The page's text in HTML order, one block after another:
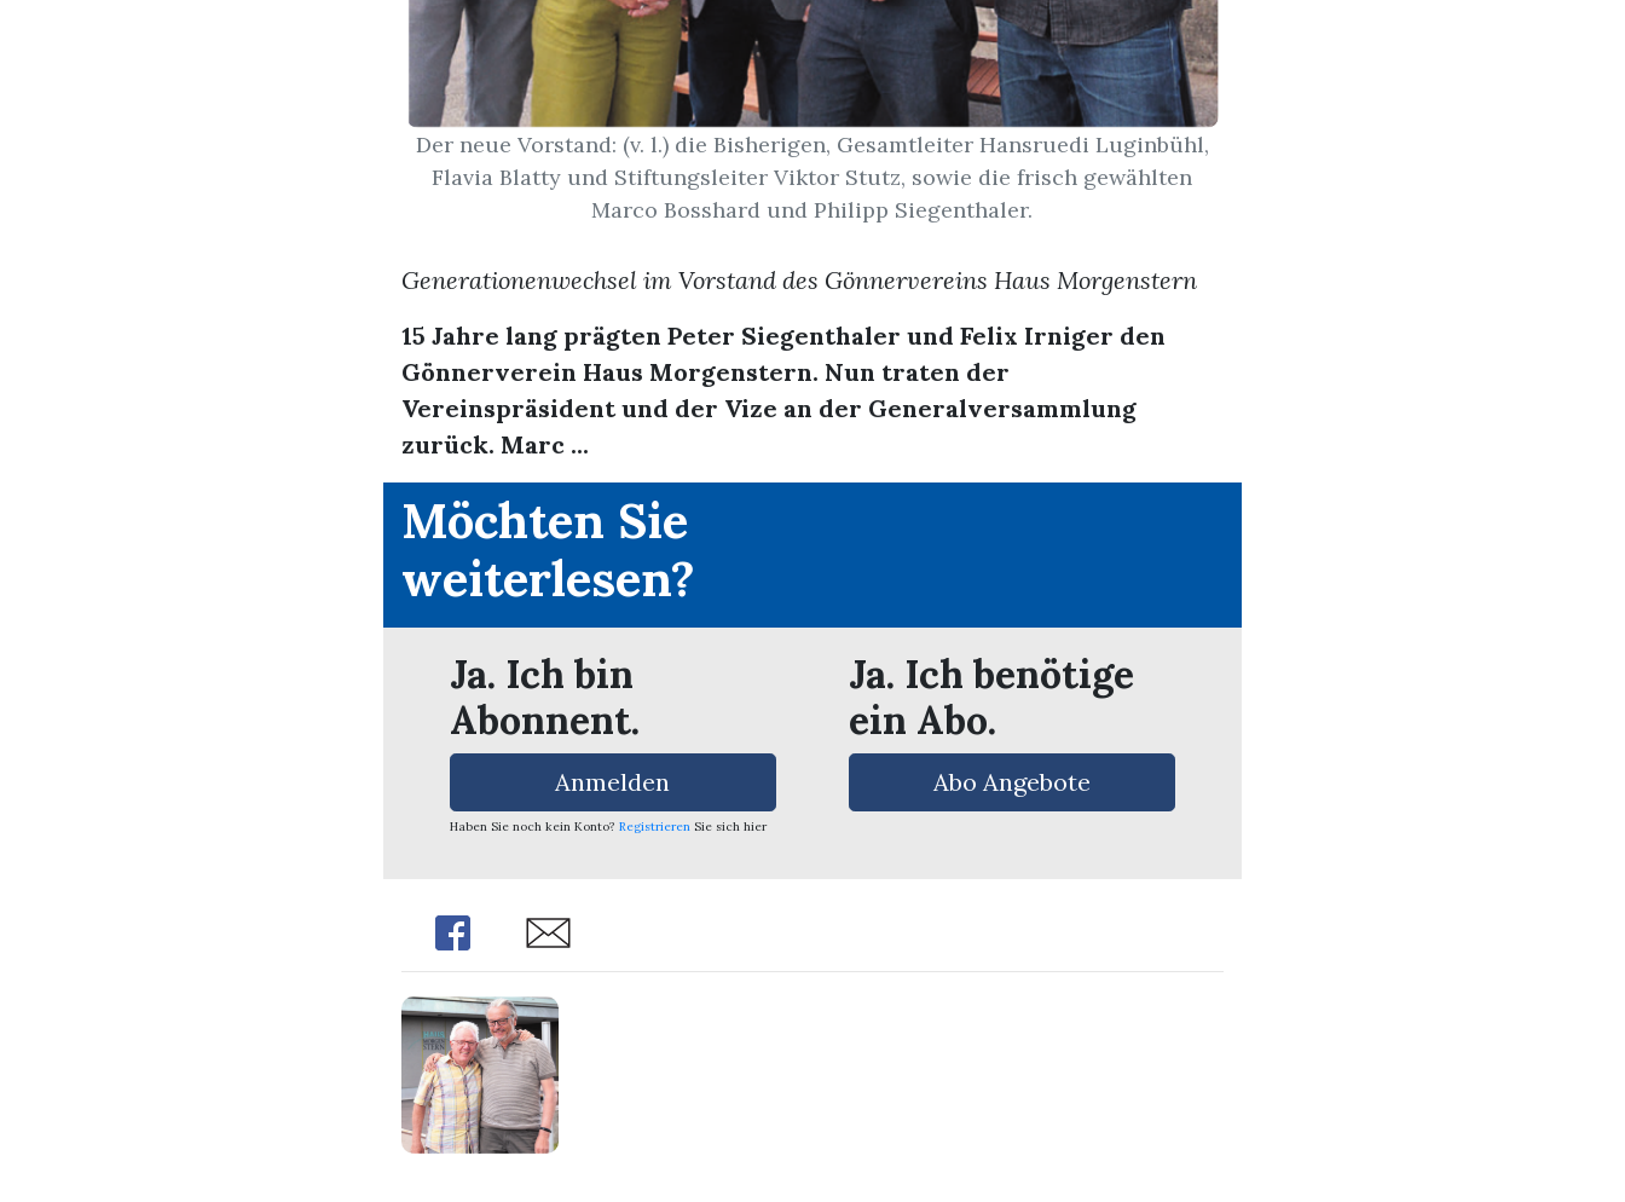
Der neue Vorstand: (v. l.) die Bisherigen, Gesamtleiter Hansruedi Luginbühl,
Flavia Blatty und Stiftungsleiter Viktor Stutz, sowie die frisch gewählten
Marco Bosshard und Philipp Siegenthaler.
Generationenwechsel im Vorstand des Gönnervereins Haus Morgenstern
15 Jahre lang prägten Peter Siegenthaler und Felix Irniger den
Gönnerverein Haus Morgenstern. Nun traten der
Vereinspräsident und der Vize an der Generalversammlung
zurück. Marc ...
Möchten Sie
weiterlesen?
Ja. Ich bin
Abonnent.
Anmelden
Haben Sie noch kein Konto? Registrieren Sie sich hier
Ja. Ich benötige
ein Abo.
Abo Angebote
Share Share